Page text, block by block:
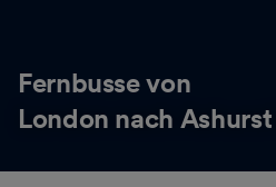
Fernbusse von
London nach